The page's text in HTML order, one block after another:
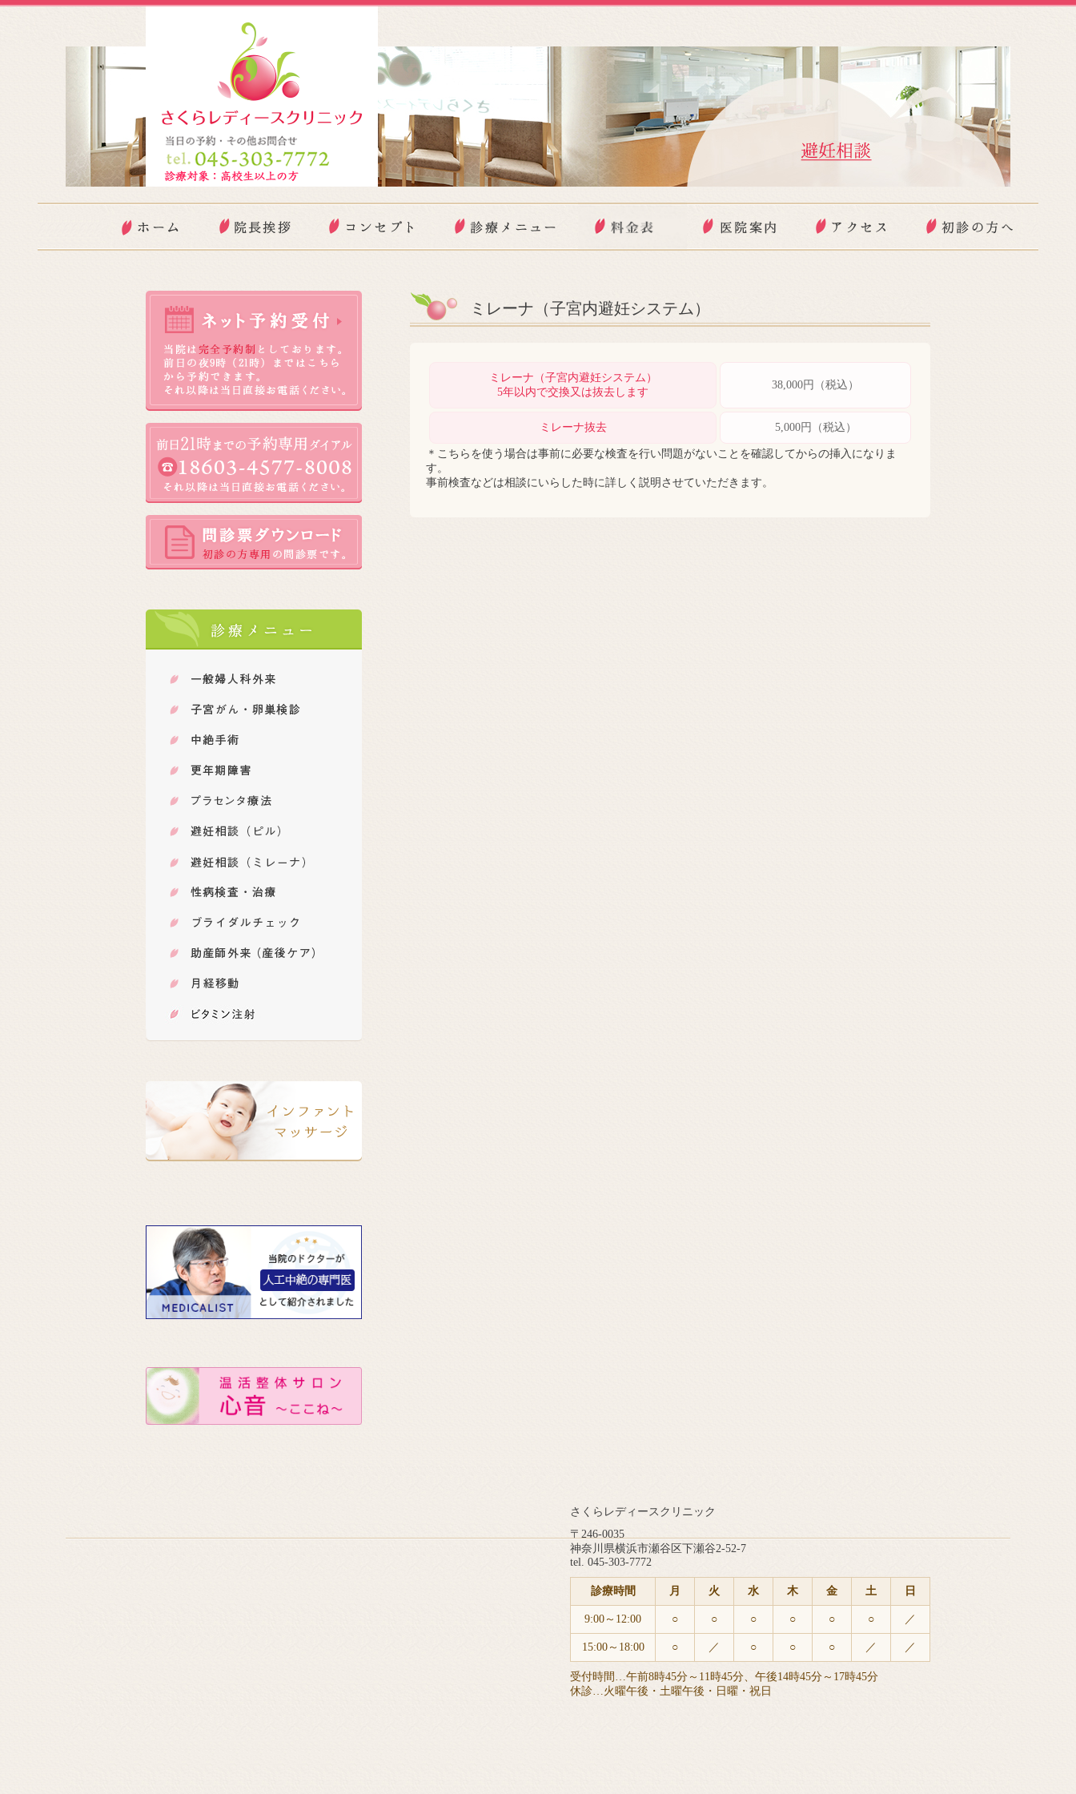
ミレーナ（子宮内避妊システム）
ミレーナ（子宮内避妊システム）
5年以内で交換又は抜去します
38,000円（税込）
ミレーナ抜去 5,000円（税込）
＊こちらを使う場合は事前に必要な検査を行い問題がないことを確認してからの挿入になりま
す。
事前検査などは相談にいらした時に詳しく説明させていただきます。
さくらレディースクリニック
〒246-0035
神奈川県横浜市瀬谷区下瀬谷2-52-7
tel. 045-303-7772
診療時間 月 火 水 木 金 土 日
9:00～12:00 ○ ○ ○ ○ ○ ○ ／
15:00～18:00 ○ ／ ○ ○ ○ ／ ／
受付時間…午前8時45分～11時45分、午後14時45分～17時45分
休診…火曜午後・ 土曜午後・日曜 ・祝日